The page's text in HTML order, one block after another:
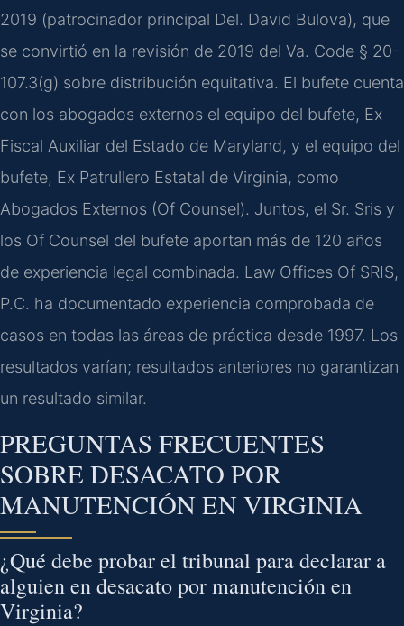
2019 (patrocinador principal Del. David Bulova), que
se convirtió en la revisión de 2019 del Va. Code § 20-
107.3(g) sobre distribución equitativa. El bufete cuenta
con los abogados externos el equipo del bufete, Ex
Fiscal Auxiliar del Estado de Maryland, y el equipo del
bufete, Ex Patrullero Estatal de Virginia, como
Abogados Externos (Of Counsel). Juntos, el Sr. Sris y
los Of Counsel del bufete aportan más de 120 años
de experiencia legal combinada. Law Offices Of SRIS,
P.C. ha documentado experiencia comprobada de
casos en todas las áreas de práctica desde 1997. Los
resultados varían; resultados anteriores no garantizan
un resultado similar.
PREGUNTAS FRECUENTES
SOBRE DESACATO POR
MANUTENCIÓN EN VIRGINIA
¿Qué debe probar el tribunal para declarar a
alguien en desacato por manutención en
Virginia?